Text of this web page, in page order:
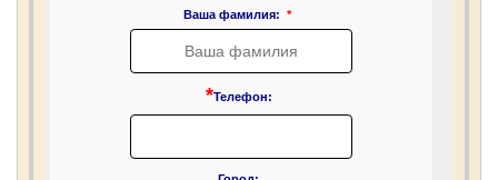
Ваша фамилия: *
*Телефон: